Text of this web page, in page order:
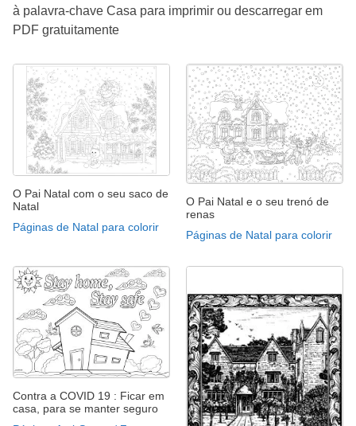
à palavra-chave Casa para imprimir ou descarregar em
PDF gratuitamente
O Pai Natal com o seu saco de
Natal
Páginas de Natal para colorir
O Pai Natal e o seu trenó de
renas
Páginas de Natal para colorir
Contra a COVID 19 : Ficar em
casa, para se manter seguro